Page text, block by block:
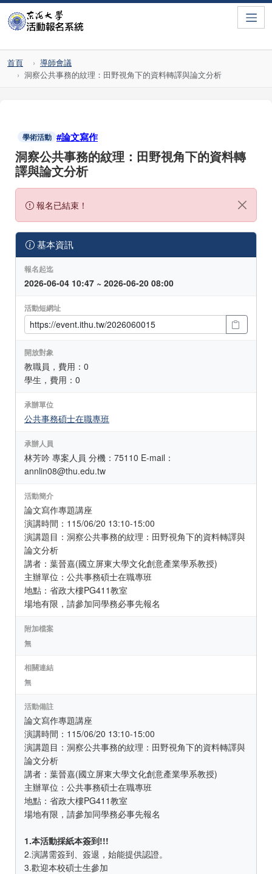
首頁
導師會議
洞察公共事務的紋理：田野視角下的資料轉譯與論文分析
學術活動 #論文寫作
洞察公共事務的紋理：田野視角下的資料轉
譯與論文分析
報名已結束！
基本資訊
報名起迄
2026-06-04 10:47 ~ 2026-06-20 08:00
活動短網址
開放對象
教職員，費用：0
學生，費用：0
承辦單位
公共事務碩士在職專班
承辦人員
林芳吟 專案人員 分機：75110 E-mail：
annlin08@thu.edu.tw
活動簡介
論文寫作專題講座
演講時間：115/06/20 13:10-15:00
演講題目：洞察公共事務的紋理：田野視角下的資料轉譯與
論文分析
講者：葉晉嘉(國立屏東大學文化創意產業學系教授)
主辦單位：公共事務碩士在職專班
地點：省政大樓PG411教室
場地有限，請參加同學務必事先報名
附加檔案
無
相關連結
無
活動備註
論文寫作專題講座
演講時間：115/06/20 13:10-15:00
演講題目：洞察公共事務的紋理：田野視角下的資料轉譯與
論文分析
講者：葉晉嘉(國立屏東大學文化創意產業學系教授)
主辦單位：公共事務碩士在職專班
地點：省政大樓PG411教室
場地有限，請參加同學務必事先報名
1.本活動採紙本簽到!!!
2.演講需簽到、簽退，始能提供認證。
3.歡迎本校碩士生參加